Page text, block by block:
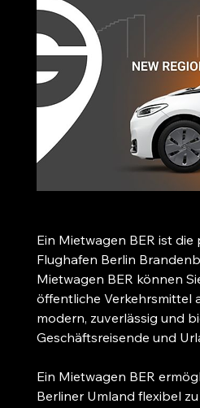
Ein Mietwagen BER ist
Flughafen Berlin
Mietwagen BER können
öffentliche Verkehrsmittel
modern, zuverlässig und
Geschäftsreisende und
Ein Mietwagen BER
Berliner Umland flexibel